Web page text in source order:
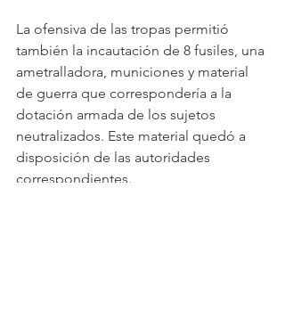
La ofensiva de las tropas permitió
también la incautación de 8 fusiles, una
ametralladora, municiones y material
de guerra que correspondería a la
dotación armada de los sujetos
neutralizados. Este material quedó a
disposición de las autoridades
correspondientes.